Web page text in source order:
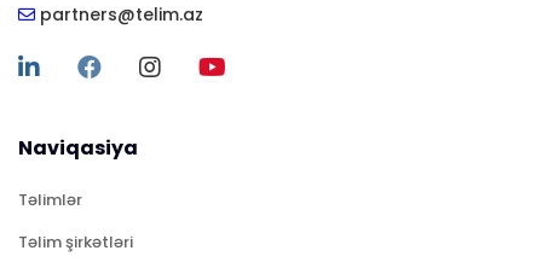
partners@telim.az
Naviqasiya
Təlimlər
Təlim şirkətləri